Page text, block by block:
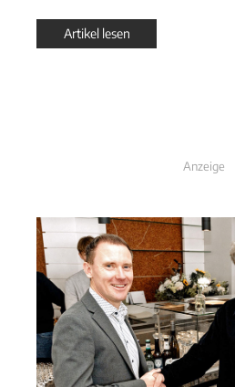
Artikel lesen
Anzeige